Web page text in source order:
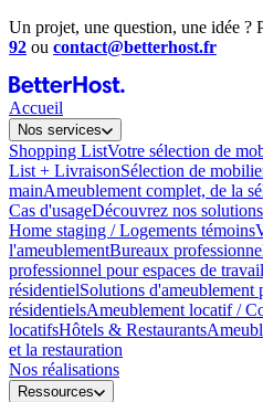
Un projet, une question, une idée ?
92 ou contact@betterhost.fr
Accueil
Nos services
Shopping ListVotre sélection de
List + LivraisonSélection de
mainAmeublement complet, de la
Cas d'usageDécouvrez nos
Home staging / Logements témoins
l'ameublementBureaux
professionnel pour espaces de travail
résidentielSolutions d'ameublement
résidentielsAmeublement locatif /
locatifsHôtels & Restaurants
et la restauration
Nos réalisations
Ressources